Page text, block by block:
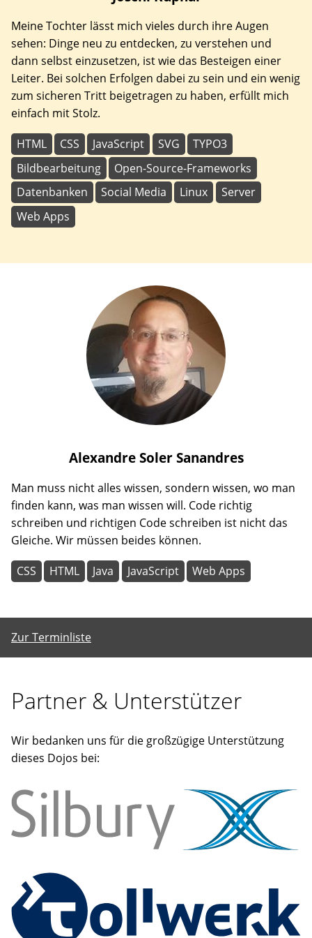
Meine Tochter lässt mich vieles durch ihre Augen
sehen: Dinge neu zu entdecken, zu verstehen und
dann selbst einzusetzen, ist wie das Besteigen einer
Leiter. Bei solchen Erfolgen dabei zu sein und ein wenig
zum sicheren Tritt beigetragen zu haben, erfüllt mich
einfach mit Stolz.
HTML CSS JavaScript SVG
TYPO3
Bildbearbeitung
Open-Source-Frameworks
Datenbanken
Social Media Linux
Server
Web Apps
Alexandre Soler Sanandres
Man muss nicht alles wissen, sondern wissen, wo man
finden kann, was man wissen will. Code richtig
schreiben und richtigen Code schreiben ist nicht das
Gleiche. Wir müssen beides können.
CSS HTML Java JavaScript Web Apps
Zur Terminliste
Partner & Unterstützer
Wir bedanken uns für die großzügige Unterstützung
dieses Dojos bei: